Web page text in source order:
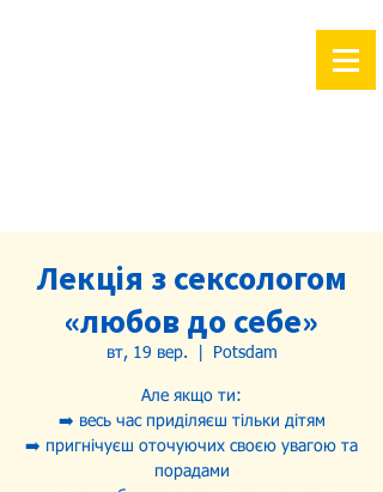
Лекція з сексологом
«любов до себе»
вт, 19 вер. Potsdam
Але якщо ти:
➡️ весь час приділяєш тільки дітям
➡️ пригнічуєш оточуючих своєю увагою та
порадами